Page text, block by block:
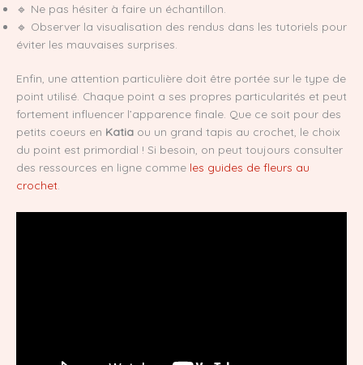
🔹 Ne pas hésiter à faire un échantillon.
🔹 Observer la visualisation des rendus dans les tutoriels pour
éviter les mauvaises surprises.
Enfin, une attention particulière doit être portée sur le type de
point utilisé. Chaque point a ses propres particularités et peut
fortement influencer l’apparence finale. Que ce soit pour des
petits coeurs en Katia ou un grand tapis au crochet, le choix
du point est primordial ! Si besoin, on peut toujours consulter
des ressources en ligne comme les guides de fleurs au
crochet.